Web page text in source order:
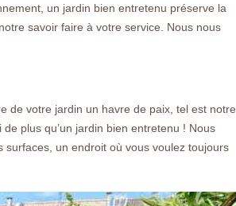
un jardin bien entretenu préserve la
savoir faire à votre service. Nous nous
de votre jardin un havre de paix, tel est notre
plus qu’un jardin bien entretenu ! Nous
un endroit où vous voulez toujours